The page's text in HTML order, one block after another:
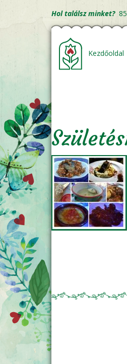
tartalomra
Hol találsz minket?
Fő
Kezdőoldal